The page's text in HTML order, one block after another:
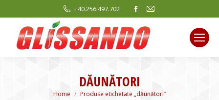
+40.256.497.702
Facebook
opens
in
new
Mail
new
DĂUNĂTORI
You are here:
Home Produse etichetate „dăunători”